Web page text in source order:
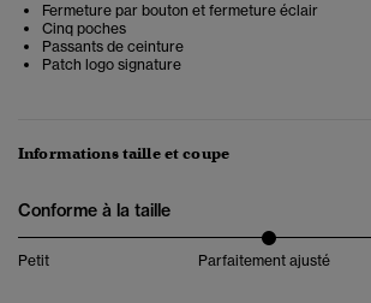
Fermeture par bouton et fermeture éclair
Cinq poches
Passants de ceinture
Patch logo signature
Informations taille et coupe
Conforme à la taille
Petit Parfaitement ajusté